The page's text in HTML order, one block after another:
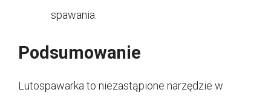
spawania.
Podsumowanie
Lutospawarka to niezastąpione narzędzie w